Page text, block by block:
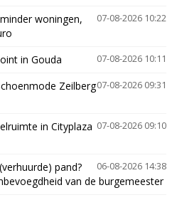
07-08-2026 10:22
woningen,
07-08-2026 10:11
in Gouda
07-08-2026 09:31
Zeilberg
07-08-2026 09:10
in Cityplaza
06-08-2026 14:38
pand?
van de burgemeester